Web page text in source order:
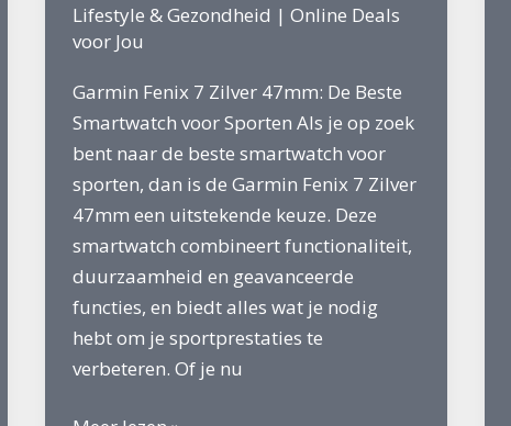
Lifestyle & Gezondheid |Online Deals
voor Jou
Garmin Fenix 7 Zilver 47mm: De Beste
Smartwatch voor Sporten Als je op zoek
bent naar de beste smartwatch voor
sporten, dan is de Garmin Fenix 7 Zilver
47mm een uitstekende keuze. Deze
smartwatch combineert functionaliteit,
duurzaamheid en geavanceerde
functies, en biedt alles wat je nodig
hebt om je sportprestaties te
verbeteren. Of je nu